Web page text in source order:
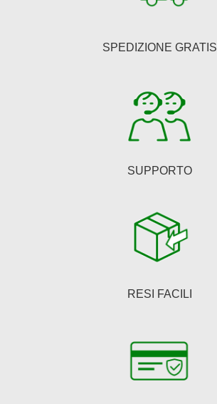
SPEDIZIONE GRATIS
SUPPORTO
RESI FACILI